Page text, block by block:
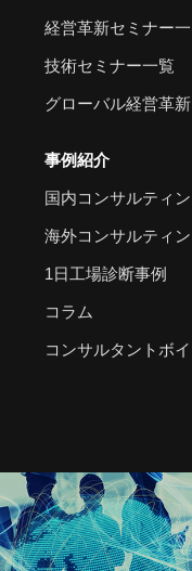
経営革新セミナー
技術セミナー一覧
グローバル経営革
事例紹介
国内コンサルティ
海外コンサルティ
1日工場診断事例
コラム
コンサルタントボ